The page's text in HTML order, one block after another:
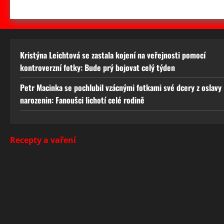
Kristýna Leichtová se zastala kojení na veřejnosti pomocí
kontroverzní fotky: Bude prý bojovat celý týden
Petr Macinka se pochlubil vzácnými fotkami své dcery z oslavy
narozenin: Fanoušci lichotí celé rodině
Recepty a vaření